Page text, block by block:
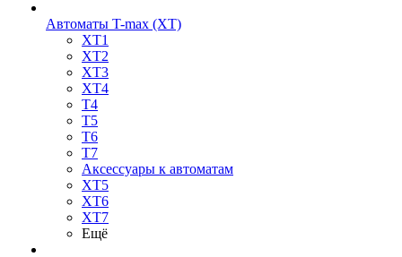
Автоматы T-max (XT)
XT1
XT2
XT3
XT4
T4
T5
T6
T7
Аксессуары к автоматам
XT5
XT6
XT7
Ещё